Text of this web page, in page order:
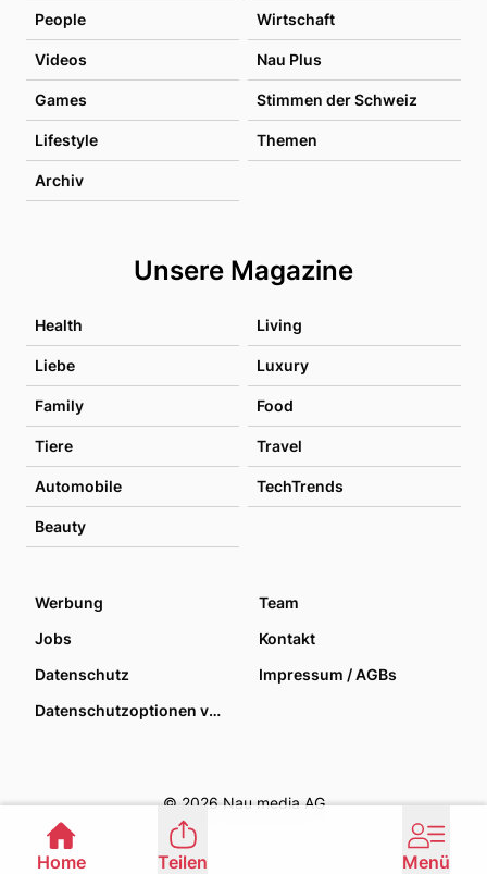
People Wirtschaft
Videos Nau Plus
Games Stimmen der Schweiz
Lifestyle Themen
Archiv
Unsere Magazine
Health Living
Liebe Luxury
Family Food
Tiere Travel
Automobile TechTrends
Beauty
Werbung
Team
Jobs
Kontakt
Datenschutz
Impressum / AGBs
Datenschutzoptionen verwalten
© 2026 Nau media AG
Home Teilen Menü